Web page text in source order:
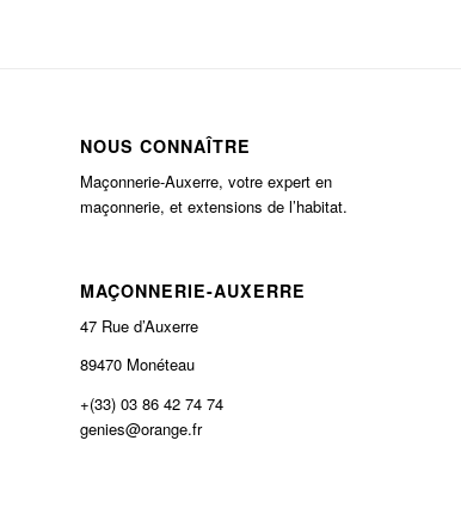
NOUS CONNAÎTRE
Maçonnerie-Auxerre, votre expert en
maçonnerie, et extensions de l’habitat.
MAÇONNERIE-AUXERRE
47 Rue d’Auxerre
89470 Monéteau
+(33) 03 86 42 74 74
genies@orange.fr